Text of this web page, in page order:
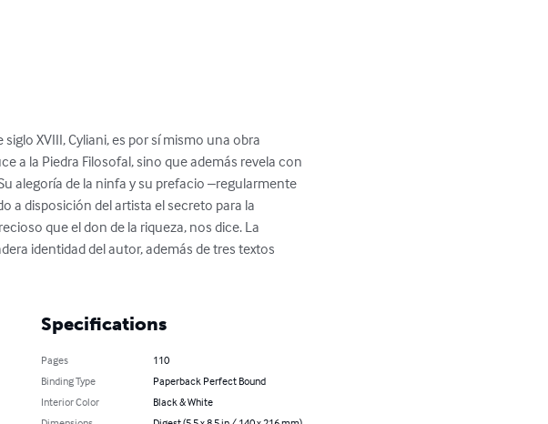
XVIII, Cyliani, es por sí mismo una obra
a la Piedra Filosofal, sino que además revela con
alegoría de la ninfa y su prefacio –regularmente
a disposición del artista el secreto para la
que el don de la riqueza, nos dice. La
identidad del autor, además de tres textos
Specifications
Pages
110
Binding Type
Paperback Perfect Bound
Interior Color
Black & White